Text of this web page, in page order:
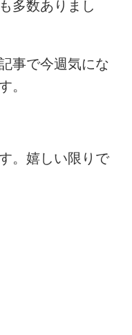
多数ありまし
事で今週気にな
。
。嬉しい限りで